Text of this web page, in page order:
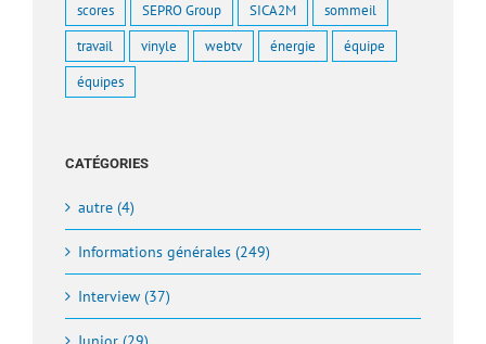
scores SEPRO Group SICA2M sommeil
travail vinyle webtv énergie équipe
équipes
CATÉGORIES
autre (4)
Informations générales (249)
Interview (37)